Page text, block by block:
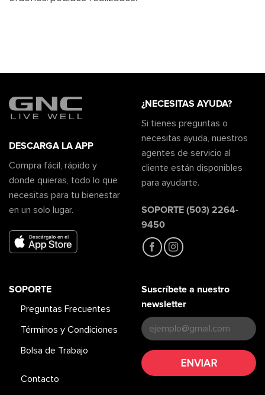
DESCARGA LA APP
Compra fácil, rápido y
donde quieras, todo lo que
necesitas para tu bienestar
en un solo lugar.
¿NECESITAS AYUDA?
Si tienes preguntas o
necesitas ayuda, nuestros
agentes de servicio al
cliente están disponibles
para ayudarte.
SOPORTE (503) 2264-
9450
SOPORTE
Preguntas Frecuentes
Términos y Condiciones
Bolsa de Trabajo
Contacto
Suscríbete a nuestro
newsletter